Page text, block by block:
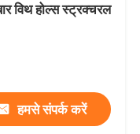
विथ होल्स स्ट्रक्चरल
हमसे संपर्क करें